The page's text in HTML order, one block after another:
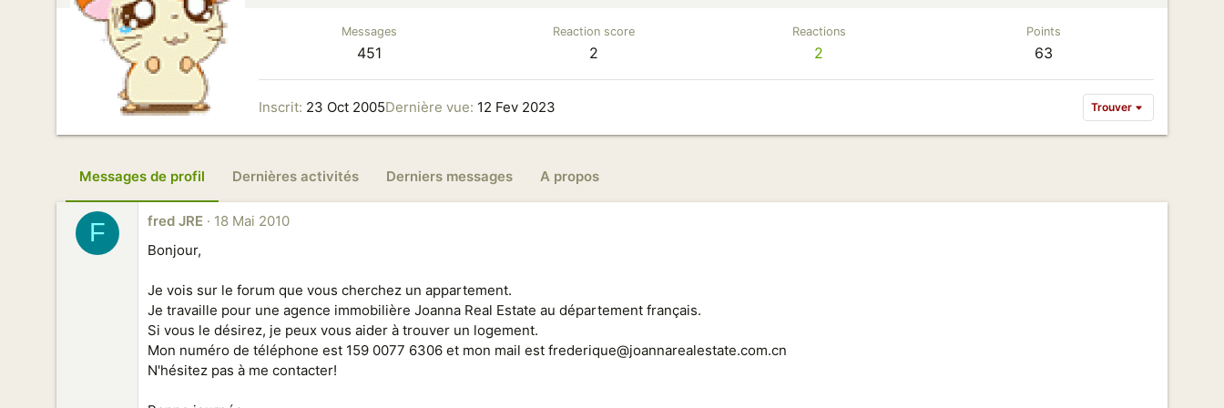
Messages
451
Reaction score
2
Reactions
2
Points
63
Inscrit 23 Oct 2005Dernière vue 12 Fev 2023 Trouver
Messages de profil Dernières activités Derniers messages A propos
F fred JRE
18 Mai 2010
Bonjour,
Je vois sur le forum que vous cherchez un appartement.
Je travaille pour une agence immobilière Joanna Real Estate au département français.
Si vous le désirez, je peux vous aider à trouver un logement.
Mon numéro de téléphone est 159 0077 6306 et mon mail est frederique@joannarealestate.com.cn
N'hésitez pas à me contacter!